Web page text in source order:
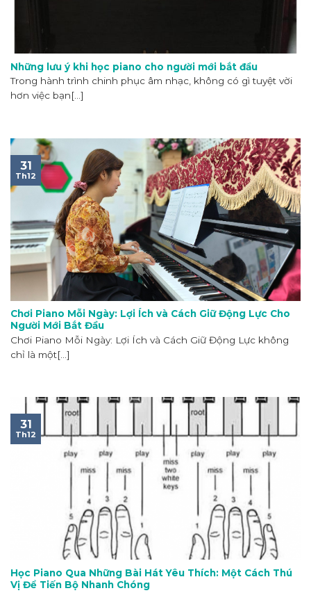
Những lưu ý khi học piano cho người mới bắt đầu
Trong hành trình chinh phục âm nhạc, không có gì tuyệt vời
hơn việc bạn[...]
Chơi Piano Mỗi Ngày: Lợi Ích và Cách Giữ Động Lực Cho
Người Mới Bắt Đầu
Chơi Piano Mỗi Ngày: Lợi Ích và Cách Giữ Động Lực không
chỉ là một[...]
31
Th12
Học Piano Qua Những Bài Hát Yêu Thích: Một Cách Thú
Vị Để Tiến Bộ Nhanh Chóng
31
Th12